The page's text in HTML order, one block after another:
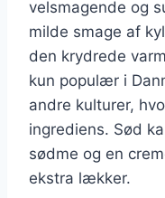
velsmagende og
milde smage af
den krydrede
kun populær i
andre kulturer,
ingrediens. Sød
sødme og en
ekstra lækker.